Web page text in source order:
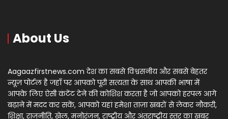
About Us
Aagaazfirstnews.com देश का सबसे विश्वसनीय और सबसे बेहतर
न्यूज़ पोर्टल है जहाँ पर आपको पूरी सत्यता के साथ आपकी भाषा में
आपके लिए ऐसी कंटेंट देने की कोशिश करता है जो आपको हरपल आगे
बढ़ाने में मदद कर सकें, आपको यहां हमेशा ताज़ा खबरों से लेकर नौकरी,
शिक्षा, राजनीति, खेल, मनोरंजन, राष्ट्रीय और अंतराष्ट्रीय स्तर का खबर